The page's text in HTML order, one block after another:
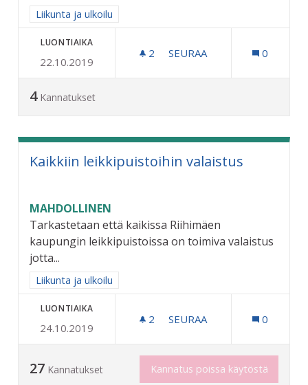
Rajaa tulokset aihepiirin mukaan: Liikunta ja ulkoilu
Liikunta ja ulkoilu
LUONTIAIKA
22.10.2019
2 2 SEURAAJAA
SEURAA 0
4 Kannatukset
Kaikkiin leikkipuistoihin valaistus
MAHDOLLINEN
Tarkastetaan että kaikissa Riihimäen
kaupungin leikkipuistoissa on toimiva valaistus
jotta...
Rajaa tulokset aihepiirin mukaan: Liikunta ja ulkoilu
Liikunta ja ulkoilu
LUONTIAIKA
24.10.2019
2 2 SEURAAJAA
SEURAA 0
27 Kannatukset Kannatus poissa käytöstä